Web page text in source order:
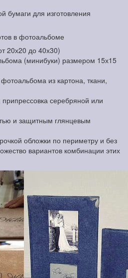
бумаги для изготовления
в фотоальбоме
20х20 до 40х30)
(минибуки) размером 15х15
из картона, ткани,
серебряной или
и защитным глянцевым
обложки по периметру и без
вариантов комбинации этих